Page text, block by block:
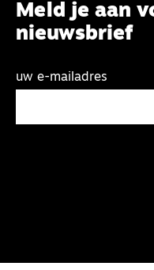
Meld je aan
nieuwsbrief
uw e-mailadres